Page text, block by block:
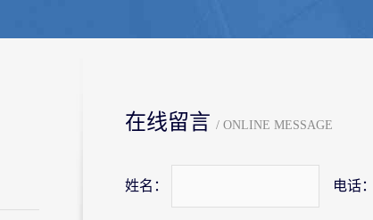
在线留言 / ONLINE MESSAGE
姓名： 电话：